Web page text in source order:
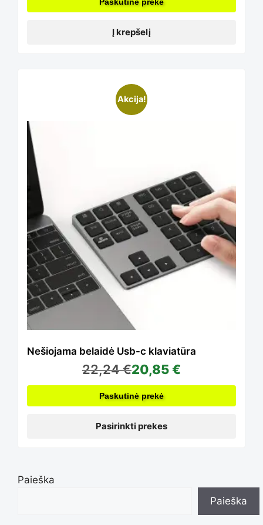
Į krepšelį
Akcija!
Nešiojama belaidė Usb-c klaviatūra
22,24€20,85€
Paskutinė prekė
Pasirinkti prekes
product
has
multiple
variants.
The
options
may
chosen
Paieška
Paieška